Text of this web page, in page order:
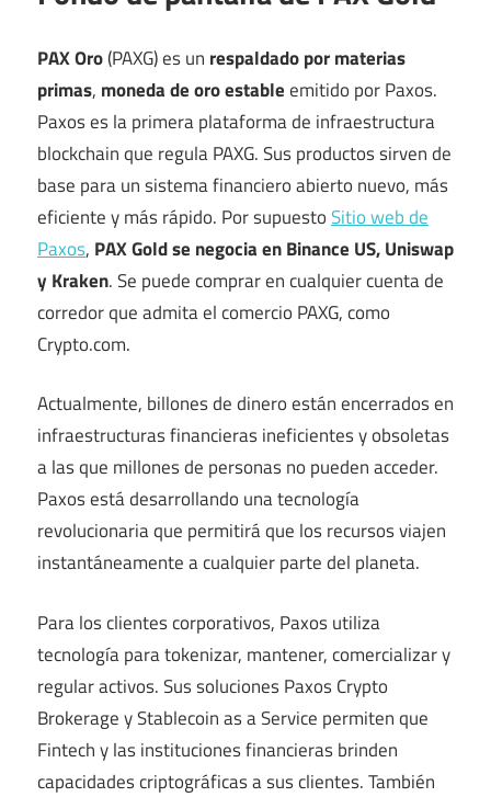
PAX Oro(PAXG) es un respaldado por materias
primas, moneda de oro estableemitido por Paxos.
Paxos es la primera plataforma de infraestructura
blockchain que regula PAXG. Sus productos sirven de
base para un sistema financiero abierto nuevo, más
eficiente y más rápido. Por supuestoSitio web de
Paxos, PAX Gold se negocia en Binance US, Uniswap
y Kraken. Se puede comprar en cualquier cuenta de
corredor que admita el comercio PAXG, como
Crypto.com.
Actualmente, billones de dinero están encerrados en
infraestructuras financieras ineficientes y obsoletas
a las que millones de personas no pueden acceder.
Paxos está desarrollando una tecnología
revolucionaria que permitirá que los recursos viajen
instantáneamente a cualquier parte del planeta.
Para los clientes corporativos, Paxos utiliza
tecnología para tokenizar, mantener, comercializar y
regular activos. Sus soluciones Paxos Crypto
Brokerage y Stablecoin as a Service permiten que
Fintech y las instituciones financieras brinden
capacidades criptográficas a sus clientes. También